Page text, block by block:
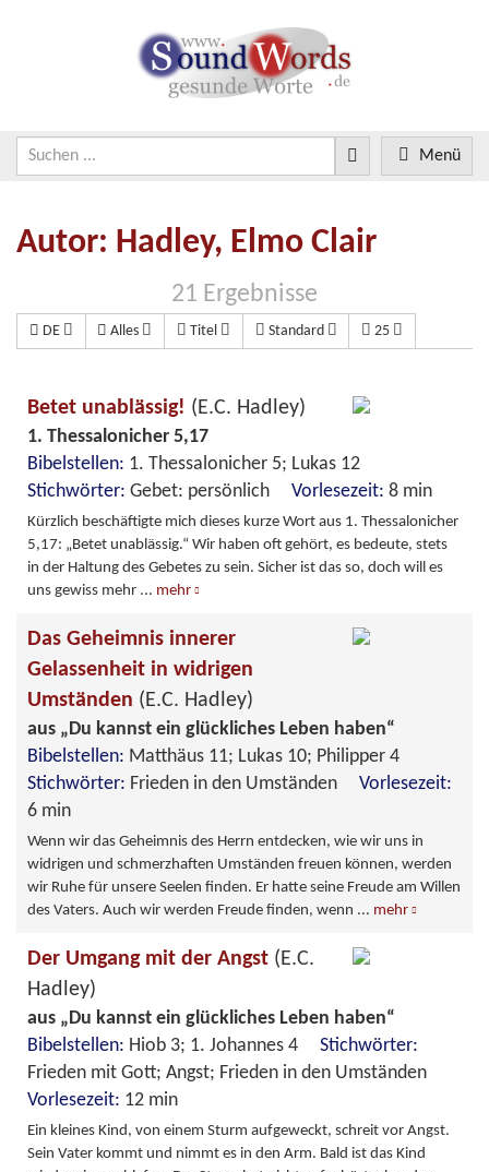
Menü
Autor: Hadley, Elmo Clair
21 Ergebnisse
DE Alles Titel Standard 25
Betet unablässig! (E.C. Hadley)
1. Thessalonicher 5,17
Bibelstellen: 1. Thessalonicher 5; Lukas 12
Stichwörter: Gebet: persönlich Vorlesezeit: 8 min
Kürzlich beschäftigte mich dieses kurze Wort aus 1. Thessalonicher
5,17: „Betet unablässig.“ Wir haben oft gehört, es bedeute, stets
in der Haltung des Gebetes zu sein. Sicher ist das so, doch will es
uns gewiss mehr ... mehr
Das Geheimnis innerer
Gelassenheit in widrigen
Umständen (E.C. Hadley)
aus „Du kannst ein glückliches Leben haben“
Bibelstellen: Matthäus 11; Lukas 10; Philipper 4
Stichwörter: Frieden in den Umständen Vorlesezeit:
6 min
Wenn wir das Geheimnis des Herrn entdecken, wie wir uns in
widrigen und schmerzhaften Umständen freuen können, werden
wir Ruhe für unsere Seelen finden. Er hatte seine Freude am Willen
des Vaters. Auch wir werden Freude finden, wenn ... mehr
Der Umgang mit der Angst (E.C.
Hadley)
aus „Du kannst ein glückliches Leben haben“
Bibelstellen: Hiob 3; 1. Johannes 4 Stichwörter:
Frieden mit Gott; Angst; Frieden in den Umständen
Vorlesezeit: 12 min
Ein kleines Kind, von einem Sturm aufgeweckt, schreit vor Angst.
Sein Vater kommt und nimmt es in den Arm. Bald ist das Kind